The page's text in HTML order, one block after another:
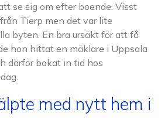
se sig om efter boende. Visst
Tierp men det var lite
byten. En bra ursäkt för att få
hon hittat en mäklare i Uppsala
därför bokat in tid hos
med nytt hem i